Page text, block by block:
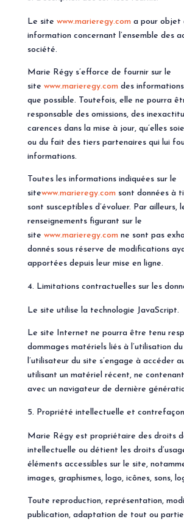
Le site www.marieregy.coma pour objet
information concernant l’ensemble des
société.
Marie Régy s’efforce de fournir sur le
site www.marieregy.comdes informations
que possible. Toutefois, elle ne pourra
responsable des omissions, des
carences dans la mise à jour, qu’elles
ou du fait des tiers partenaires qui lui
informations.
Toutes les informations indiquées sur le
sitewww.marieregy.comsont données à
sont susceptibles d’évoluer. Par ailleurs,
renseignements figurant sur le
site www.marieregy.comne sont pas
donnés sous réserve de modifications
apportées depuis leur mise en ligne.
Limitations contractuelles sur les
Le site utilise la technologie JavaScript.
Le site Internet ne pourra être tenu
dommages matériels liés à l’utilisation
l’utilisateur du site s’engage à accéder
utilisant un matériel récent, ne
avec un navigateur de dernière
Propriété intellectuelle et
Marie Régy est propriétaire des droits
intellectuelle ou détient les droits
éléments accessibles sur le site,
images, graphismes, logo, icônes, sons,
Toute reproduction, représentation,
publication, adaptation de tout ou